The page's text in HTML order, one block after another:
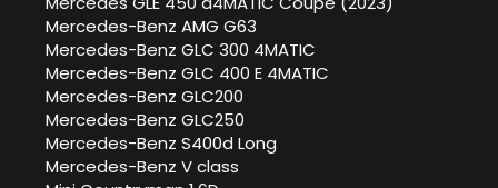
Mercedes-Benz AMG G63
Mercedes-Benz GLC 300 4MATIC
Mercedes-Benz GLC 400 E 4MATIC
Mercedes-Benz GLC200
Mercedes-Benz GLC250
Mercedes-Benz S400d Long
Mercedes-Benz V class